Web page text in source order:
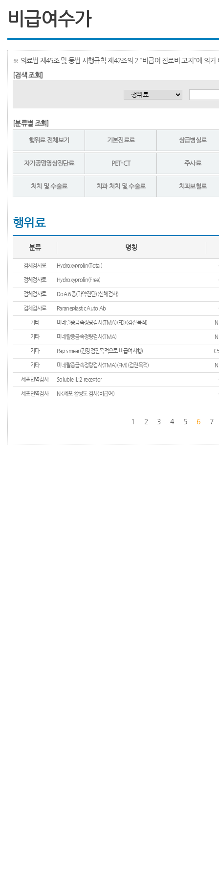
비급여수가
※ 의료법 제45조 및 동법 시행규칙 제42조의 2 "비급여 진료비 고지"에 의거
[검색 조회]
[분류별 조회]
행위료 전체보기 기본진료료 상급병실료
자기공명영상진단료 PET-CT 주사료
처치 및 수술료 치과 처치 및 수술료 치과보철료
행위료
분류 명칭
검체검사료 Hydroxyprolin(Total)
검체검사료 Hydroxyprolin(Free)
검체검사료 DoA 6종(마약진단)(신체검사)
검체검사료 Paraneplastic Auto Ab
기타 미네랄중금속정량검사(TMA)(PD)(검진목적)
기타 미네랄중금속정량검사(TMA)
기타 Pap smear(건강검진목적으로 비급여시행)
기타 미네랄중금속정량검사(TMA)(FM)(검진목적)
세포면역검사 Soluble IL-2 receptor
세포면역검사 NK세포 활성도 검사(비급여)
1 2 3 4 5 6 7